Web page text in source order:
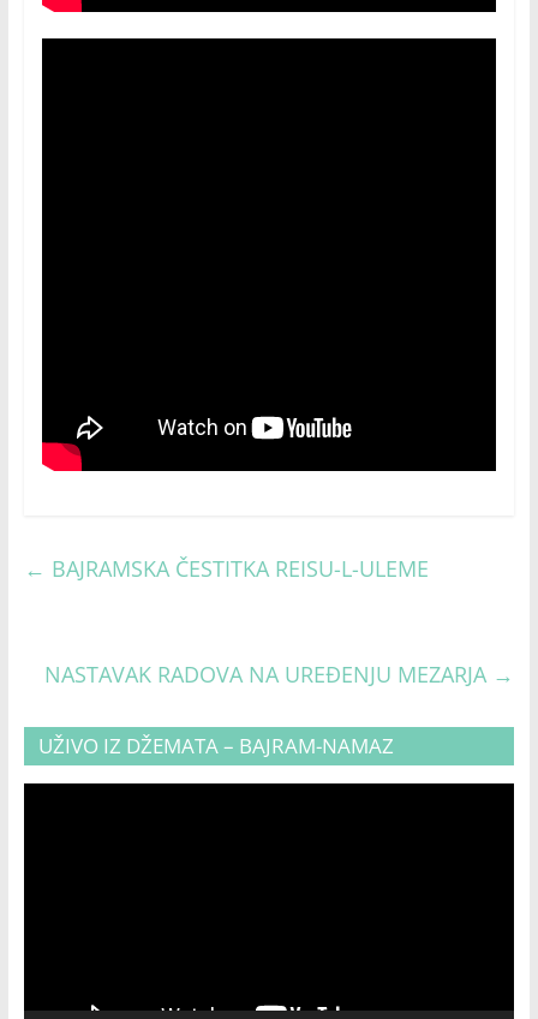
← BAJRAMSKA ČESTITKA REISU-L-ULEME
NASTAVAK RADOVA NA UREĐENJU MEZARJA →
UŽIVO IZ DŽEMATA – BAJRAM-NAMAZ